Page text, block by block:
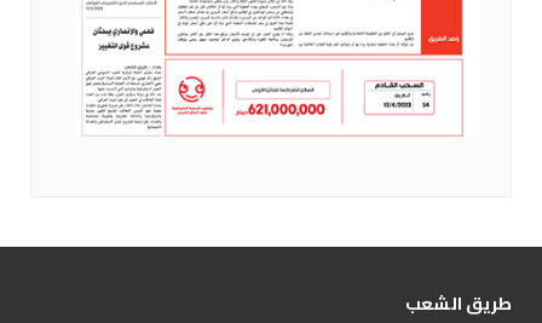
طریق الشعب